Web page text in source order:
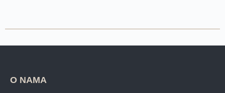
O NAMA